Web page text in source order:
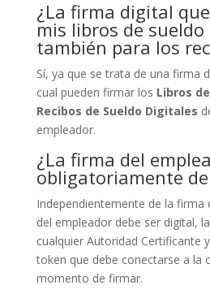
¿La firma digital
mis libros de sueldo
también para los
Sí, ya que se trata de una firma
cual pueden firmar los Libros
Recibos de Sueldo Digitales
empleador.
¿La firma del
obligatoriamente
Independientemente de la firma
del empleador debe ser digital,
cualquier Autoridad Certificante
token que debe conectarse a la
momento de firmar.